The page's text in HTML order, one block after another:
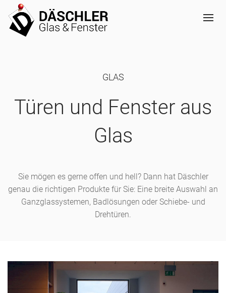
GLAS
Türen und Fenster aus
Glas
Sie mögen es gerne offen und hell? Dann hat Däschler
genau die richtigen Produkte für Sie: Eine breite Auswahl an
Ganzglassystemen, Badlösungen oder Schiebe- und
Drehtüren.